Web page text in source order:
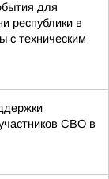
для
республики в
с техническим
СВО в